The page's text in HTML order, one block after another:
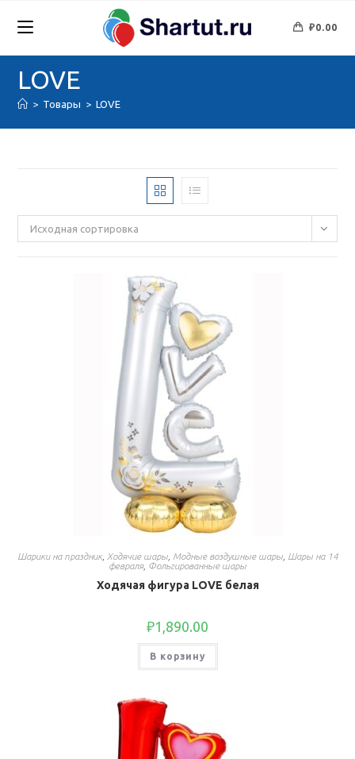
₽0.00
LOVE
> Товары > LOVE
Исходная сортировка
Шарики на праздник, Ходячие шары, Модные воздушные шары, Шары на 14
февраля, Фольгированные шары
Ходячая фигура LOVE белая
₽1,890.00
В корзину